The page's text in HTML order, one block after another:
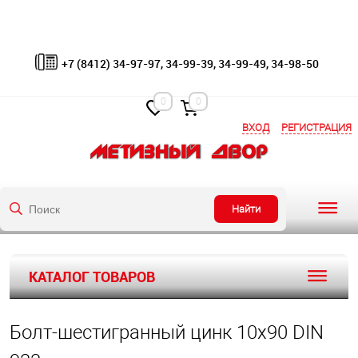
ВХОД РЕГИСТРАЦИЯ
Найти
+7 (8412) 34-97-97, 34-99-39, 34-99-49, 34-98-50
0 0
КАТАЛОГ ТОВАРОВ
Болт-шестигранный цинк 10х90 DIN